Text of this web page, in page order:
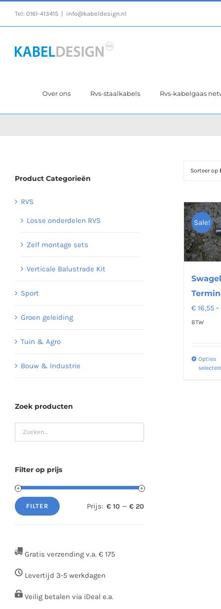
Tel: 0161-413415 info@kabeldesign.nl
Over ons Rvs-staalkabels Rvs-kabelgaas
Sorteer op
Sale!
€ 16,55 -
BTW
Opties
Product Categorieën
RVS
Losse onderdelen RVS
Zelf montage sets
Verticale Balustrade Kit
Sport
Groen geleiding
Tuin & Agro
Bouw & Industrie
Zoek producten
Filter op prijs
Min.
Max.
FILTER Prijs: € 10 —€ 20
Gratis verzending v.a. € 175
Levertijd 3-5 werkdagen
Veilig betalen via iDeal e.a.